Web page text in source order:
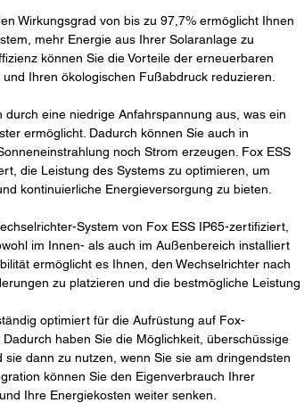
Wirkungsgrad von bis zu 97,7% ermöglicht Ihnen
mehr Energie aus Ihrer Solaranlage zu
können Sie die Vorteile der erneuerbaren
Ihren ökologischen Fußabdruck reduzieren.
durch eine niedrige Anfahrspannung aus, was ein
ermöglicht. Dadurch können Sie auch in
noch Strom erzeugen. Fox ESS
die Leistung des Systems zu optimieren, um
kontinuierliche Energieversorgung zu bieten.
System von Fox ESS IP65-zertifiziert,
im Innen- als auch im Außenbereich installiert
ermöglicht es Ihnen, den Wechselrichter nach
zu platzieren und die bestmögliche Leistung
optimiert für die Aufrüstung auf Fox-
haben Sie die Möglichkeit, überschüssige
sie dann zu nutzen, wenn Sie sie am dringendsten
können Sie den Eigenverbrauch Ihrer
Ihre Energiekosten weiter senken.